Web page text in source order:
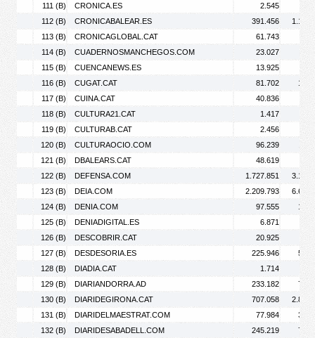
111 (B)
CRONICA.ES 2.545
112 (B)
CRONICABALEAR.ES 391.456
113 (B)
CRONICAGLOBAL.CAT 61.743
114 (B)
CUADERNOSMANCHEGOS.COM 23.027
115 (B)
CUENCANEWS.ES 13.925
116 (B)
CUGAT.CAT 81.702
117 (B)
CUINA.CAT 40.836
118 (B)
CULTURA21.CAT 1.417
119 (B)
CULTURAB.CAT 2.456
120 (B)
CULTURAOCIO.COM 96.239
121 (B)
DBALEARS.CAT 48.619
122 (B)
DEFENSA.COM 1.727.851
123 (B)
DEIA.COM 2.209.793
124 (B)
DENIA.COM 97.555
125 (B)
DENIADIGITAL.ES 6.871
126 (B)
DESCOBRIR.CAT 20.925
127 (B)
DESDESORIA.ES 225.946
128 (B)
DIADIA.CAT 1.714
129 (B)
DIARIANDORRA.AD 233.182
130 (B)
DIARIDEGIRONA.CAT 707.058
131 (B)
DIARIDELMAESTRAT.COM 77.984
132 (B)
DIARIDESABADELL.COM 245.219